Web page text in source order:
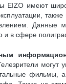
GS C591, GS
ТЕЛЕВИЗОРОВ
EIZO имеют
также
Данные
и в сфере
могут
фильмы,